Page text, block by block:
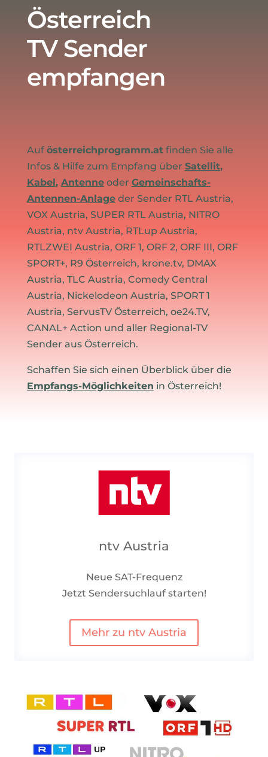
Österreich
TV Sender
empfangen
Auf österreichprogramm.atfinden Sie alle
Infos & Hilfe zum Empfang über Satellit,
Kabel , Antenneoder Gemeinschafts-
Antennen-Anlageder Sender RTL Austria,
VOX Austria, SUPER RTL Austria, NITRO
Austria, ntv Austria, RTLup Austria,
RTLZWEI Austria, ORF 1, ORF 2, ORF III, ORF
SPORT+, R9 Österreich, krone.tv, DMAX
Austria, TLC Austria, Comedy Central
Austria, Nickelodeon Austria, SPORT 1
Austria, ServusTV Österreich, oe24.TV,
CANAL+ Action und aller Regional-TV
Sender aus Österreich.
Schaffen Sie sich einen Überblick über die
Empfangs-Möglichkeiten in Österreich!
ntv Austria
Neue SAT-Frequenz
Jetzt Sendersuchlauf starten!
Mehr zu ntv Austria